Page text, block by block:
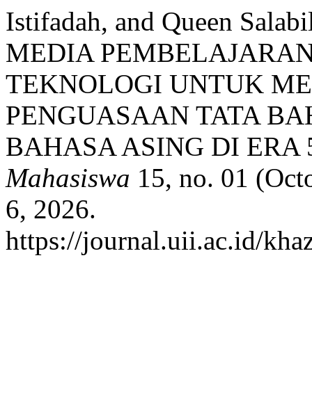
Istifadah, and Queen
MEDIA
TEKNOLOGI UNTUK
PENGUASAAN TATA
BAHASA ASING DI ERA
Mahasiswa 15, no. 01
6, 2026.
https://journal.uii.ac.id/